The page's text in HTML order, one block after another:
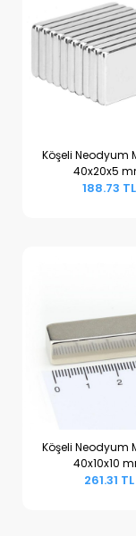
Sepete
Köşeli Neodyum
40x20x5
188.73 TL
Sepete
Köşeli Neodyum
40x10x10
261.31 TL